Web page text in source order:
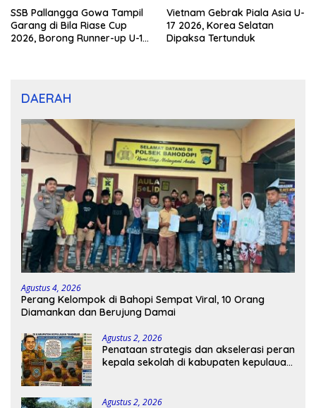
SSB Pallangga Gowa Tampil
Garang di Bila Riase Cup
2026, Borong Runner-up U-10
Vietnam Gebrak Piala Asia U-
17 2026, Korea Selatan
Dipaksa Tertunduk
DAERAH
Agustus 4, 2026
Perang Kelompok di Bahopi Sempat Viral, 10 Orang
Diamankan dan Berujung Damai
Agustus 2, 2026
Penataan strategis dan akselerasi peran
kepala sekolah di kabupaten kepulauan
Agustus 2, 2026